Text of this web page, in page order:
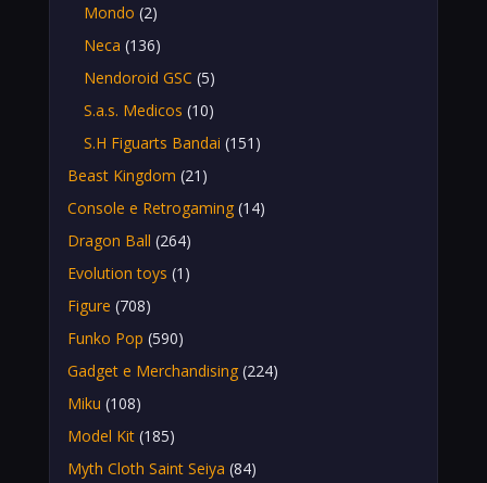
Mondo (2)
Neca (136)
Nendoroid GSC (5)
S.a.s. Medicos (10)
S.H Figuarts Bandai (151)
Beast Kingdom (21)
Console e Retrogaming (14)
Dragon Ball (264)
Evolution toys (1)
Figure (708)
Funko Pop (590)
Gadget e Merchandising (224)
Miku (108)
Model Kit (185)
Myth Cloth Saint Seiya (84)